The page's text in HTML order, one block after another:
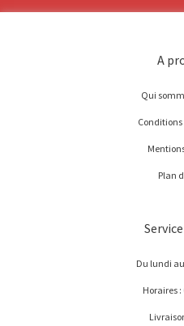
A
Qui
Plan
Du lundi
Horaires :